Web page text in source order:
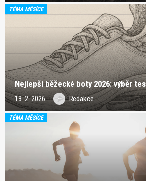
TÉMA MĚSÍCE
Nejlepší běžecké boty 2026: výběr
13. 2. 2026 Redakce
TÉMA MĚSÍCE